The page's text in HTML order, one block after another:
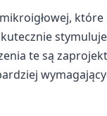
te są